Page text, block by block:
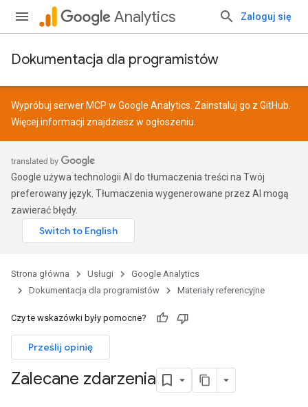
Analytics Zaloguj się
Dokumentacja dla programistów
Wypróbuj serwer MCP w Google Analytics. Zainstaluj go z GitHub
Więcej informacji znajdziesz w ogłoszeniu
Google używa technologii AI do tłumaczenia treści na Twój
preferowany język. Tłumaczenia wygenerowane przez AI mogą
zawierać błędy.
Strona główna Usługi
Google Analytics
Dokumentacja dla programistów
Materiały referencyjne
Czy te wskazówki były pomocne?
Prześlij opinię
Zalecane zdarzenia